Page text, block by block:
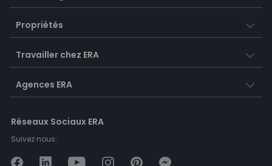
Propriétés
Travailler chez ERA
Agences ERA
Réseaux Sociaux ERA
Suivez nous: